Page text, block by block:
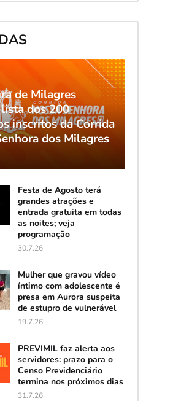
de Milagres
dos 200
inscritos da Corrida
dos Milagres
Festa de Agosto terá
grandes atrações e
entrada gratuita em todas
as noites; veja
programação
30.7.26
Mulher que gravou vídeo
íntimo com adolescente é
presa em Aurora suspeita
de estupro de vulnerável
19.7.26
PREVIMIL faz alerta aos
servidores: prazo para o
Censo Previdenciário
termina nos próximos dias
31.7.26